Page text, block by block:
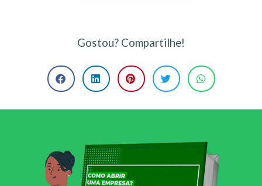
Gostou? Compartilhe!